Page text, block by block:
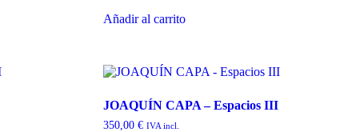
Añadir al carrito
JOAQUÍN CAPA – Espacios III
350,00 € IVA incl.